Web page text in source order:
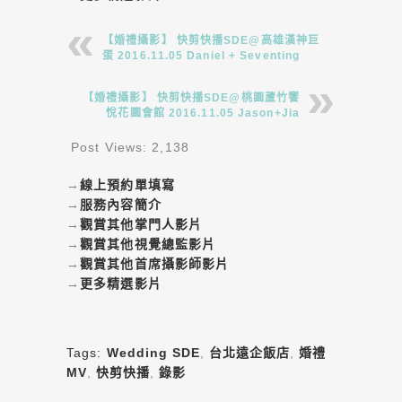
【婚禮攝影】 快剪快播SDE@高雄漢神巨
蛋 2016.11.05 Daniel + Seventing
【婚禮攝影】 快剪快播SDE@桃園蘆竹饗
悅花園會館 2016.11.05 Jason+Jia
Post Views: 2,138
→線上預約單填寫
→ 服務內容簡介
→觀賞其他掌門人影片
→觀賞其他視覺總監影片
→觀賞其他首席攝影師影片
→ 更多精選影片
Tags: Wedding SDE 台北遠企飯店 ,婚禮
MV ,快剪快播 ,錄影